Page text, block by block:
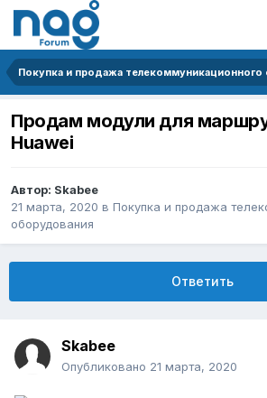
Продам модули для
Huawei
Автор: Skabee
21 марта, 2020 в Покупка и продажа
оборудования
Ответить
Skabee
Опубликовано 21 марта, 2020